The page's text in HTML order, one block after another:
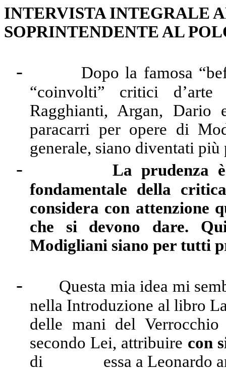
INTERVISTA INTEGRALE
SOPRINTENDENTE AL
-
Dopo la famosa
“coinvolti” critici
Ragghianti, Argan, Dario
paracarri per opere di
generale, siano diventati
-
La prudenza
fondamentale della
considera con attenzione
che si devono dare.
Modigliani siano per tutti
-
Questa mia idea mi
nella Introduzione al libro
delle mani del
secondo Lei, attribuire con
di essa a Leonardo